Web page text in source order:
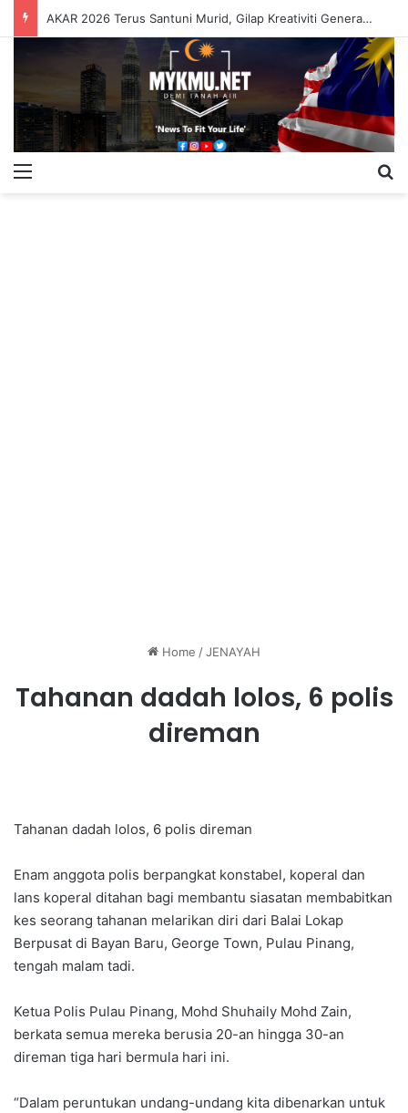
AKAR 2026 Terus Santuni Murid, Gilap Kreativiti Generasi Muda
Home /JENAYAH
Tahanan dadah lolos, 6 polis
direman
Tahanan dadah lolos, 6 polis direman
Enam anggota polis berpangkat konstabel, koperal dan
lans koperal ditahan bagi membantu siasatan membabitkan
kes seorang tahanan melarikan diri dari Balai Lokap
Berpusat di Bayan Baru, George Town, Pulau Pinang,
tengah malam tadi.
Ketua Polis Pulau Pinang, Mohd Shuhaily Mohd Zain,
berkata semua mereka berusia 20-an hingga 30-an
direman tiga hari bermula hari ini.
“Dalam peruntukan undang-undang kita dibenarkan untuk